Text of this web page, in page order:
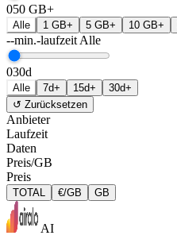
050 GB+
Alle 1 GB+ 5 GB+ 10 GB+
--min.-laufzeit Alle
030d
Alle 7d+ 15d+
30d+
↺ Zurücksetzen
Anbieter
Laufzeit
Daten
Preis/GB
Preis
TOTAL €/GB GB
AI